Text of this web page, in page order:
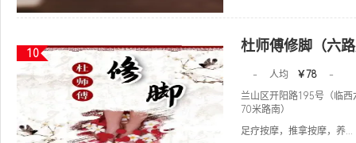
10 杜师傅修脚（六
- 人均 ￥78
-
兰山区开阳路195号（临
70米路南）
足疗按摩，推拿按摩，养...